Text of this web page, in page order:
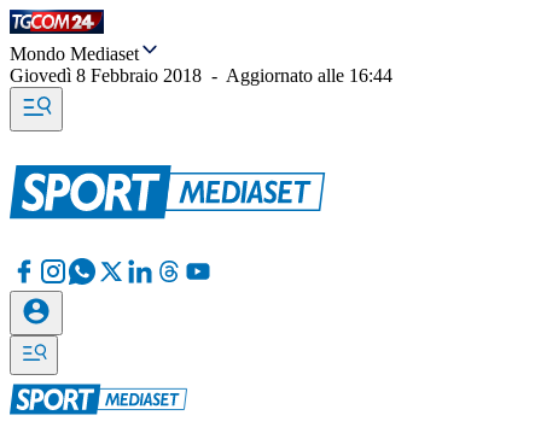
Mondo Mediaset
Giovedì 8 Febbraio 2018 - Aggiornato alle 16:44